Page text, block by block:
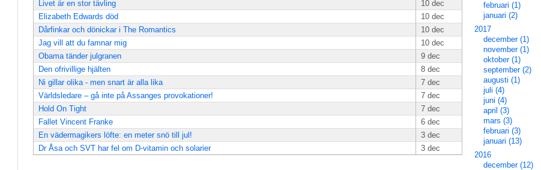
Livet är en stor tävling
10 dec
Elizabeth Edwards död
10 dec
Dårfinkar och dönickar i The Romantics
10 dec
Jag vill att du famnar mig
10 dec
Obama tänder julgranen
9 dec
Den ofrivillige hjälten
8 dec
Ni gillar olika - men snart är alla lika
7 dec
Världsledare – gå inte på Assanges provokationer!
7 dec
Hold On Tight
7 dec
Fallet Vincent Franke
6 dec
En vädermagikers löfte: en meter snö till jul!
3 dec
Dr Åsa och SVT har fel om D-vitamin och solarier
3 dec
februari (1)
januari (2)
2017
december (1)
november (1)
oktober (1)
september (2)
augusti (1)
juli (4)
juni (4)
april (3)
mars (3)
februari (3)
januari (13)
2016
december (12)